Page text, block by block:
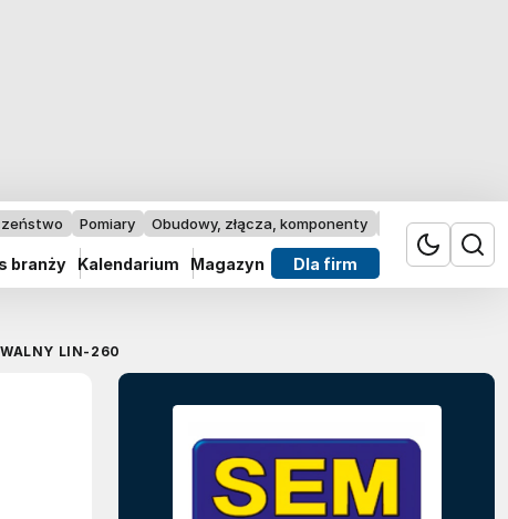
Pomiary Obudowy, złącza, komponenty Przemysł 4.0
branży Kalendarium Magazyn Dla firm
LIN-260